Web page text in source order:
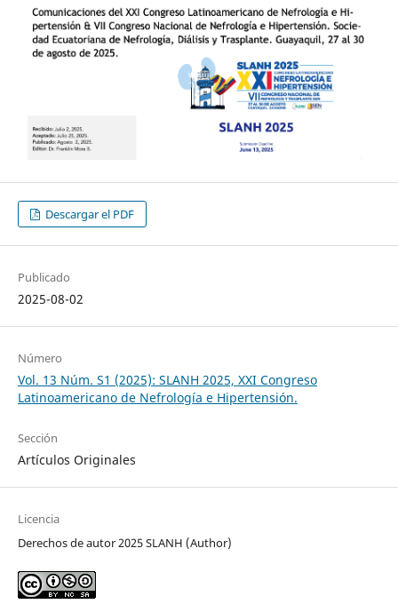
Descargar el PDF
Publicado
2025-08-02
Número
Vol. 13 Núm. S1 (2025): SLANH 2025, XXI Congreso
Latinoamericano de Nefrología e Hipertensión.
Sección
Artículos Originales
Licencia
Derechos de autor 2025 SLANH (Author)